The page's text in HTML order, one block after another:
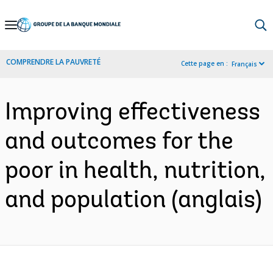
Skip
Navigation
COMPRENDRE LA PAUVRETÉ Cette page en : Français
Improving effectiveness
and outcomes for the
poor in health, nutrition,
and population (anglais)